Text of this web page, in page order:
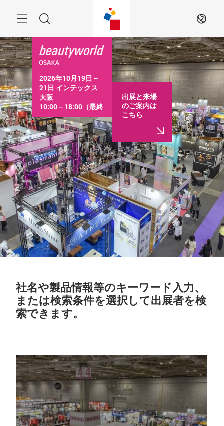
す
る
索
JA
2026年10月19日－
21日 インテックス
大阪
10:00－18:00（最終
日は16:30まで）
出展と来場
のご案内は
こちら
社名や製品情報等のキーワード入力、
または検索条件を選択して出展者を検
索できます。